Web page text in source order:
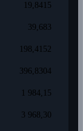
19,8415
39,683
198,4152
396,8304
1 984,15
3 968,30